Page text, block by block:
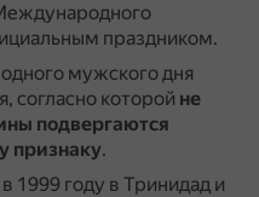
праздником.
мужского дня
согласно которой не
подвергаются
признаку.
1999 году в Тринидад и